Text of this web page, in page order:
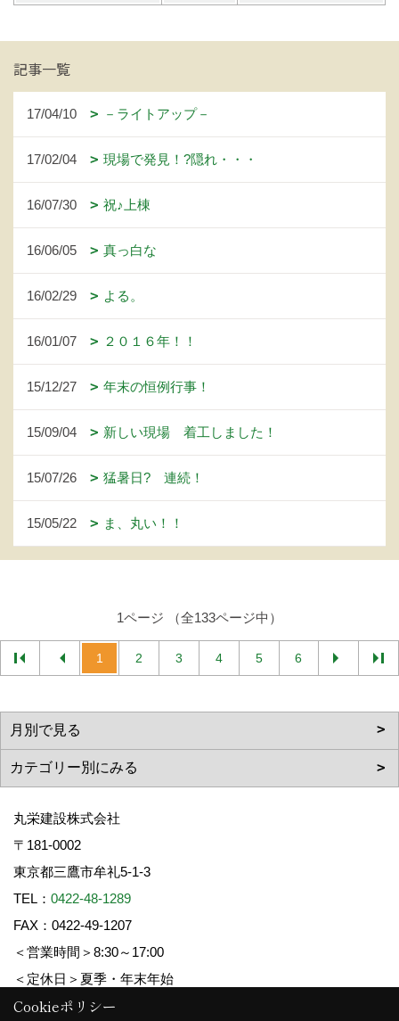
記事一覧
17/04/10 －ライトアップ－
17/02/04 現場で発見！?隠れ・・・
16/07/30 祝♪上棟
16/06/05 真っ白な
16/02/29 よる。
16/01/07 ２０１６年！！
15/12/27 年末の恒例行事！
15/09/04 新しい現場 着工しました！
15/07/26 猛暑日? 連続！
15/05/22 ま、丸い！！
1ページ （全133ページ中）
1 2 3 4 5 6
丸栄建設株式会社
〒181-0002
東京都三鷹市牟礼5-1-3
TEL： 0422-48-1289
FAX：0422-49-1207
＜営業時間＞8:30～17:00
＜定休日＞夏季・年末年始
Cookieポリシー